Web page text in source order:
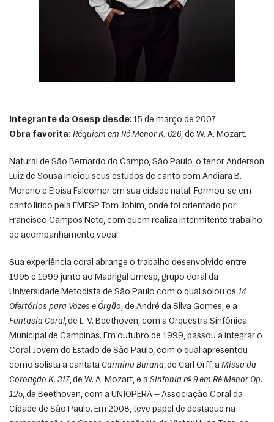
Integrante da Osesp desde: 15 de março de 2007.
Obra favorita: Réquiem em Ré Menor K. 626, de W. A. Mozart.
Natural de São Bernardo do Campo, São Paulo, o tenor Anderson
Luiz de Sousa iniciou seus estudos de canto com Andiara B.
Moreno e Eloisa Falcomer em sua cidade natal. Formou-se em
canto lírico pela EMESP Tom Jobim, onde foi orientado por
Francisco Campos Neto, com quem realiza intermitente trabalho
de acompanhamento vocal.
Sua experiência coral abrange o trabalho desenvolvido entre
1995 e 1999 junto ao Madrigal Umesp, grupo coral da
Universidade Metodista de São Paulo com o qual solou os 14
Ofertórios para Vozes e Órgão
Fantasia Coral, de L. V. Beethoven, com a Orquestra Sinfônica
Municipal de Campinas. Em outubro de 1999, passou a integrar o
Coral Jovem do Estado de São Paulo, com o qual apresentou
como solista a cantata Carmina Burana, de Carl Orff, a Missa da
Coroação K. 317, de W. A. Mozart, e a Sinfonia nº 9 em Ré Menor Op.
125, de Beethoven, com a UNIOPERA — Associação Coral da
Cidade de São Paulo. Em 2008, teve papel de destaque na